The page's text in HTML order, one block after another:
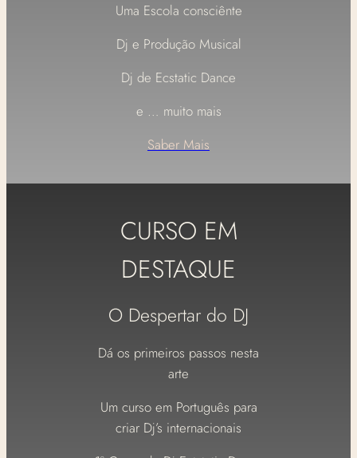
Uma Escola consciênte
Dj e Produção Musical
Dj de Ecstatic Dance
e … muito mais
Saber Mais
CURSO EM
DESTAQUE
O Despertar do DJ
Dá os primeiros passos nesta
arte
Um curso em Português para
criar Dj’s internacionais